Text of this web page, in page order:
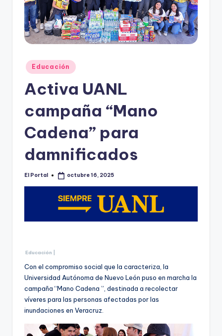
rrPublicado
en
Educación
Activa UANL
campaña “Mano
Cadena” para
damnificados
Publicado
El Portal octubre 16, 2025
Educación |
Con el compromiso social que la caracteriza, la
Universidad Autónoma de Nuevo León puso en marcha la
campaña “Mano Cadena ”, destinada a recolectar
víveres para las personas afectadas por las
inundaciones en Veracruz.